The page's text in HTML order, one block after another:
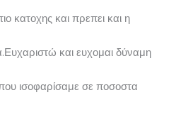
κατοχης και πρεπει και η
και ευχομαι δύναμη
ισοφαρίσαμε σε ποσοστα